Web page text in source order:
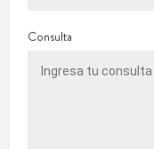
Consulta